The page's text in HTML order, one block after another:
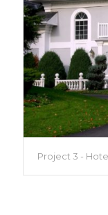
Project 3 -